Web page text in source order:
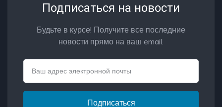
Подписаться на новости
Будьте в курсе! Получите все последние
новости прямо на ваш email.
Подписаться